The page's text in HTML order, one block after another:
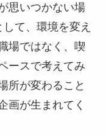
思いつかない場
て、環境を変え
場ではなく、喫
ースで考えてみ
所が変わること
画が生まれてく